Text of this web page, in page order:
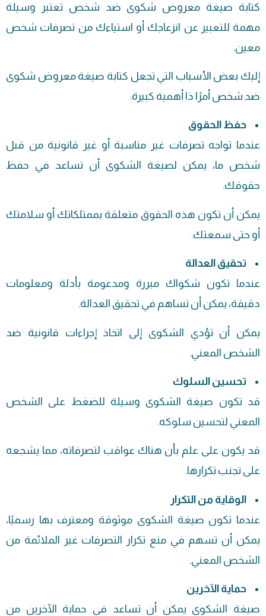
كتابة صيغة معروض شكوى ضد شخص تعتبر وسيلة
مهمة للتعبير عن انزعاجك أو استياءك من تصرفات شخص
معين.
إليك بعض الأسباب التي تجعل كتابة صيغة معروض شكوى
ضد شخص أمرًا ذا أهمية كبيرة:
حفظ الحقوق
عندما تواجه تصرفات غير مناسبة أو غير قانونية من قبل
شخص ما، يمكن لصيغة الشكوى أن تساعد في حفظ
حقوقك.
يمكن أن تكون هذه الحقوق متعلقة بممتلكاتك أو سلامتك
أو حتى سمعتك.
تحقيق العدالة
عندما تكون شكواك مبررة ومدعومة بأدلة ومعلومات
دقيقة، يمكن أن تساهم في تحقيق العدالة.
يمكن أن تؤدي الشكوى إلى اتخاذ إجراءات قانونية ضد
الشخص المعني.
تحسين السلوك
قد تكون صيغة الشكوى وسيلة للضغط على الشخص
المعني لتحسين سلوكه.
قد يكون على علم بأن هناك عواقب لتصرفاته، مما يشجعه
على تجنب تكرارها.
الوقاية من التكرار
عندما تكون صيغة الشكوى موثوقة ومعترف بها رسميًا،
يمكن أن تسهم في منع تكرار التصرفات غير الملائمة من
الشخص المعني.
حماية الآخرين
صيغة الشكوى يمكن أن تساعد في حماية الآخرين من